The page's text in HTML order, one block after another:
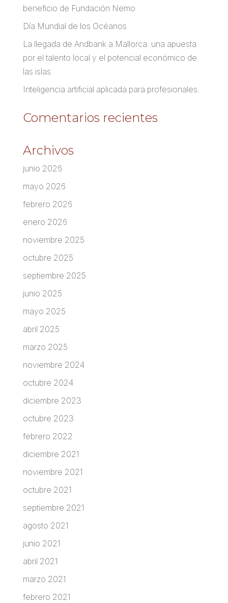
beneficio de Fundación Nemo
Día Mundial de los Océanos
La llegada de Andbank a Mallorca: una apuesta
por el talento local y el potencial económico de
las islas.
Inteligencia artificial aplicada para profesionales.
Comentarios recientes
Archivos
junio 2026
mayo 2026
febrero 2026
enero 2026
noviembre 2025
octubre 2025
septiembre 2025
junio 2025
mayo 2025
abril 2025
marzo 2025
noviembre 2024
octubre 2024
diciembre 2023
octubre 2023
febrero 2022
diciembre 2021
noviembre 2021
octubre 2021
septiembre 2021
agosto 2021
junio 2021
abril 2021
marzo 2021
febrero 2021